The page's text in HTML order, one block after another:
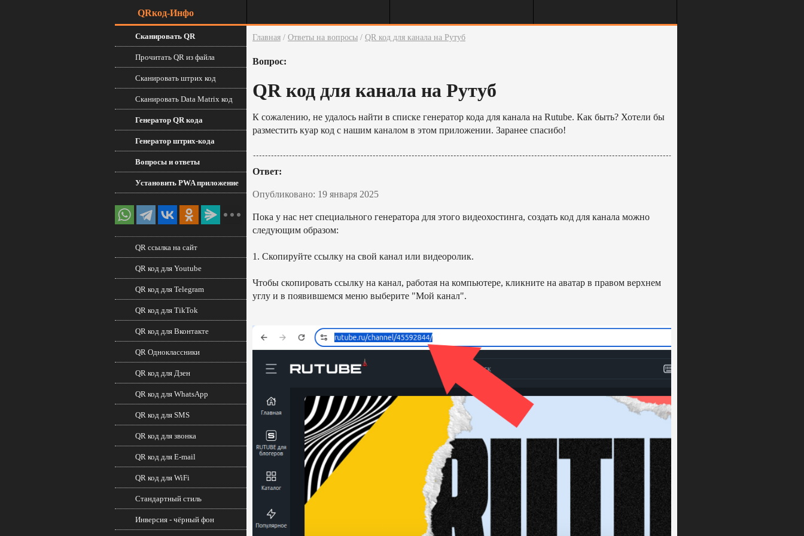
QRкод-Инфо
Сканировать QR
Прочитать QR из файла
Сканировать штрих код
Сканировать Data Matrix код
Генератор QR кода
Генератор штрих-кода
Вопросы и ответы
Установить PWA приложение
QR ссылка на сайт
QR код для Youtube
QR код для Telegram
QR код для TikTok
QR код для Вконтакте
QR Одноклассники
QR код для Дзен
QR код для WhatsApp
QR код для SMS
QR код для звонка
QR код для E-mail
QR код для WiFi
Стандартный стиль
Инверсия - чёрный фон
Главная / Ответы на вопросы / QR код для канала на Рутуб
Вопрос:
QR код для канала на Рутуб
К сожалению, не удалось найти в списке генератор кода для канала на Rutube. Как быть? Хотели бы
разместить куар код с нашим каналом в этом приложении. Заранее спасибо!
Ответ:
Опубликовано: 19 января 2025
Пока у нас нет специального генератора для этого видеохостинга, создать код для канала можно
следующим образом:
1. Скопируйте ссылку на свой канал или видеоролик.
Чтобы скопировать ссылку на канал, работая на компьютере, кликните на аватар в правом верхнем
углу и в появившемся меню выберите "Мой канал".